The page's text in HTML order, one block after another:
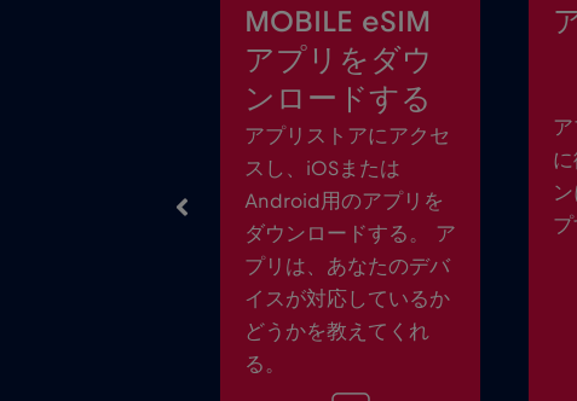
MOBILE eSIM
アプリをダウ
ンロードする
アプリストアにアクセ
スし、iOSまたは
Android用のアプリを
ダウンロードする。 ア
プリは、あなたのデバ
イスが対応しているか
どうかを教えてくれ
る。
プ